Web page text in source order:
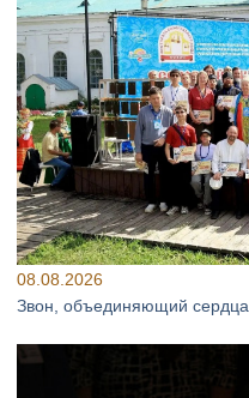
08.08.2026
Звон, объединяющий сердца